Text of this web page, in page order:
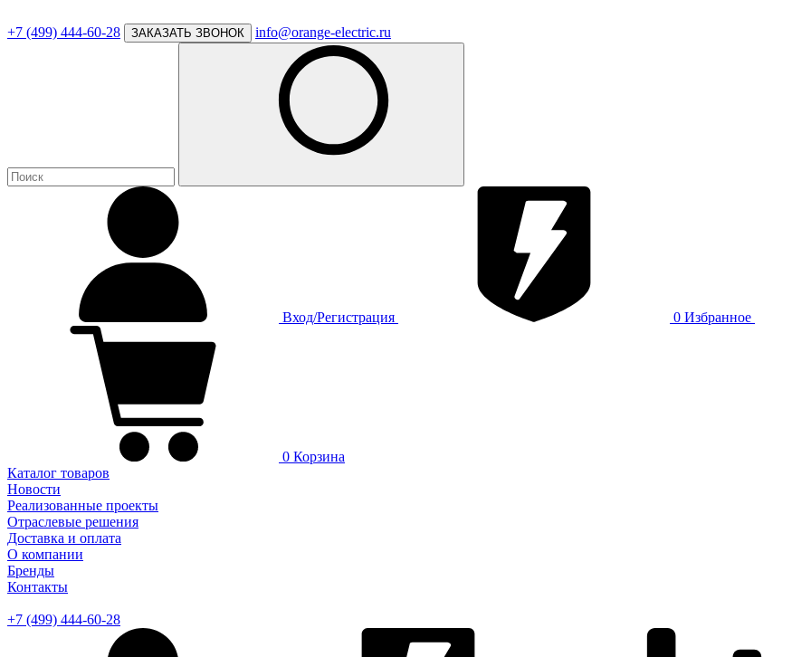
+7 (499) 444-60-28 ЗАКАЗАТЬ ЗВОНОК info@orange-electric.ru
Вход/Регистрация 0 Избранное
0 Корзина
Каталог товаров
Новости
Реализованные проекты
Отраслевые решения
Доставка и оплата
О компании
Бренды
Контакты
+7 (499) 444-60-28